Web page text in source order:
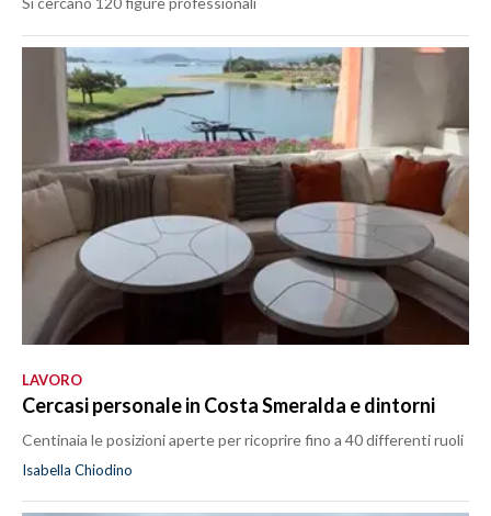
LAVORO
Cercasi personale in Costa Smeralda e dintorni
Centinaia le posizioni aperte per ricoprire fino a 40 differenti ruoli
Isabella Chiodino